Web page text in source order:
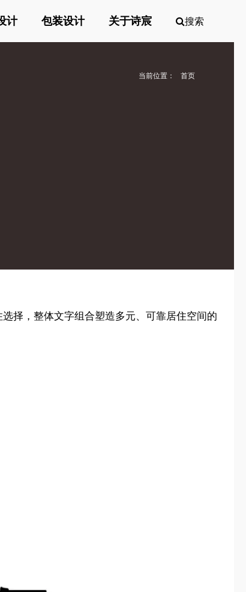
计 包装设计 关于诗宸 搜索
当前位置：
首页
择，整体文字组合塑造多元、可靠居住空间的